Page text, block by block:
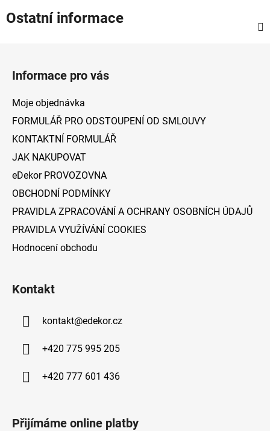
Ostatní informace
Informace pro vás
Moje objednávka
FORMULÁŘ PRO ODSTOUPENÍ OD SMLOUVY
KONTAKTNÍ FORMULÁŘ
JAK NAKUPOVAT
eDekor PROVOZOVNA
OBCHODNÍ PODMÍNKY
PRAVIDLA ZPRACOVÁNÍ A OCHRANY OSOBNÍCH ÚDAJŮ
PRAVIDLA VYUŽÍVÁNÍ COOKIES
Hodnocení obchodu
Kontakt
kontakt@edekor.cz
+420 775 995 205
+420 777 601 436
Přijímáme online platby